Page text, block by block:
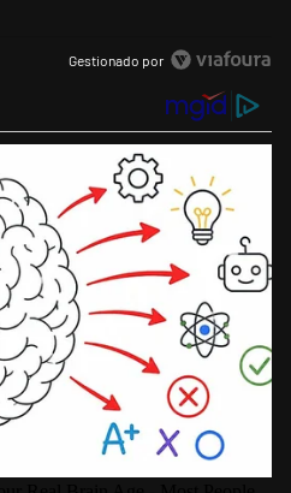
Gestionado por